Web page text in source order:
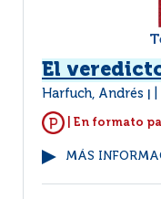
El
Harfuch, Andrés
| En formato
MÁS